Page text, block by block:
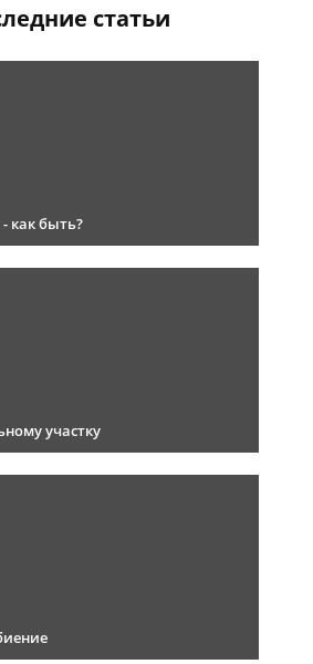
статьи
как быть?
участку